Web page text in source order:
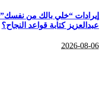
“خلي بالك من نفسك”
كتابة قواعد النجاح؟
2026-